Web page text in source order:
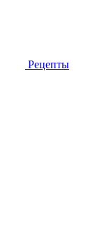
Рецепты